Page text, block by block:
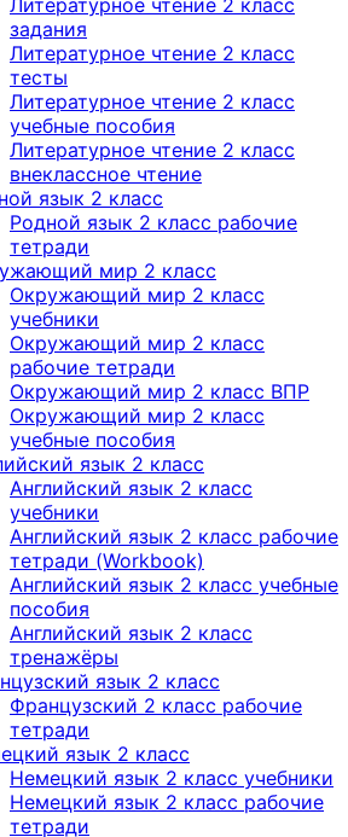
Литературное чтение 2 класс
задания
Литературное чтение 2 класс
тесты
Литературное чтение 2 класс
учебные пособия
Литературное чтение 2 класс
внеклассное чтение
язык 2 класс
Родной язык 2 класс рабочие
тетради
мир 2 класс
Окружающий мир 2 класс
учебники
Окружающий мир 2 класс
рабочие тетради
Окружающий мир 2 класс ВПР
Окружающий мир 2 класс
учебные пособия
язык 2 класс
Английский язык 2 класс
учебники
Английский язык 2 класс рабочие
тетради (Workbook)
Английский язык 2 класс учебные
пособия
Английский язык 2 класс
тренажёры
язык 2 класс
Французский 2 класс рабочие
тетради
язык 2 класс
Немецкий язык 2 класс учебники
Немецкий язык 2 класс рабочие
тетради